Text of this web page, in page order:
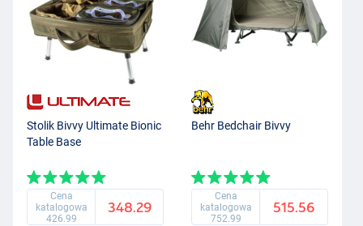
Stolik Bivvy Ultimate Bionic
Table Base
Cena
katalogowa
426.99
348.29
Behr Bedchair Bivvy
Cena
katalogowa
752.99
515.56